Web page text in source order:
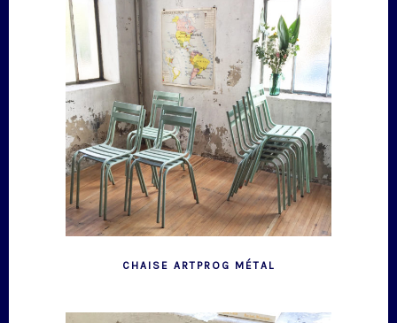
CHAISE ARTPROG MÉTAL